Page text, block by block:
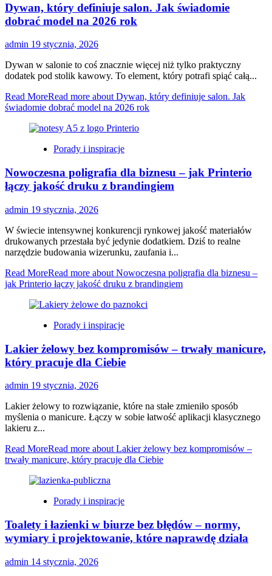
Dywan, który definiuje salon. Jak świadomie
dobrać model na 2026 rok
admin 19 stycznia, 2026
Dywan w salonie to coś znacznie więcej niż tylko praktyczny
dodatek pod stolik kawowy. To element, który potrafi spiąć całą...
Read MoreRead more about Dywan, który definiuje salon. Jak
świadomie dobrać model na 2026 rok
Porady i inspiracje
Nowoczesna poligrafia dla biznesu – jak Printerio
łączy jakość druku z brandingiem
admin 19 stycznia, 2026
W świecie intensywnej konkurencji rynkowej jakość materiałów
drukowanych przestała być jedynie dodatkiem. Dziś to realne
narzędzie budowania wizerunku, zaufania i...
Read MoreRead more about Nowoczesna poligrafia dla biznesu –
jak Printerio łączy jakość druku z brandingiem
Porady i inspiracje
Lakier żelowy bez kompromisów – trwały manicure,
który pracuje dla Ciebie
admin 19 stycznia, 2026
Lakier żelowy to rozwiązanie, które na stałe zmieniło sposób
myślenia o manicure. Łączy w sobie łatwość aplikacji klasycznego
lakieru z...
Read MoreRead more about Lakier żelowy bez kompromisów –
trwały manicure, który pracuje dla Ciebie
Porady i inspiracje
Toalety i łazienki w biurze bez błędów – normy,
wymiary i projektowanie, które naprawdę działa
admin 14 stycznia, 2026